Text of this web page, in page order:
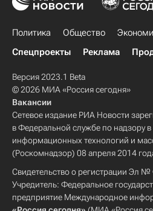
Политика Общество
Спецпроекты
Реклама
Версия 2023.1 Beta
© 2026 МИА «Россия сегодня»
Вакансии
Сетевое издание РИА Новости
в Федеральной службе по надзору в
информационных технологий и
(Роскомнадзор) 08 апреля 2014
Свидетельство о регистрации Эл
Учредитель: Федеральное
предприятие Международное